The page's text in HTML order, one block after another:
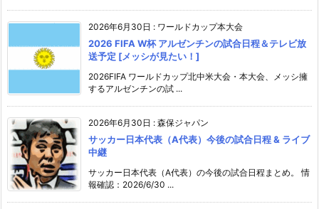
2026年6月30日 : ワールドカップ本大会
2026 FIFA W杯 アルゼンチンの試合日程＆テレビ放
送予定 [メッシが見たい！]
2026FIFA ワールドカップ北中米大会・本大会、メッシ擁
するアルゼンチンの試 ...
2026年6月30日 : 森保ジャパン
サッカー日本代表（A代表）今後の試合日程 & ライブ
中継
サッカー日本代表（A代表）の今後の試合日程まとめ。 情
報確認：2026/6/30 ...